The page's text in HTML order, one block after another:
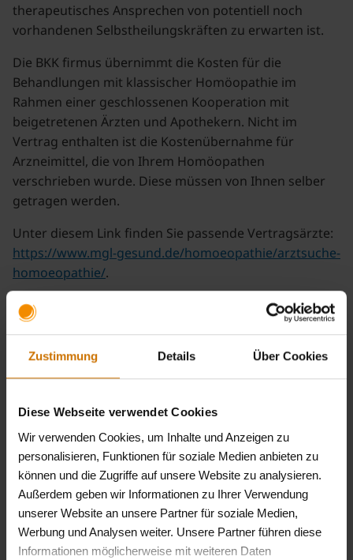
Zustimmung Details Über Cookies
Diese Webseite verwendet Cookies
Wir verwenden Cookies, um Inhalte und Anzeigen zu
personalisieren, Funktionen für soziale Medien anbieten zu
können und die Zugriffe auf unsere Website zu analysieren.
Außerdem geben wir Informationen zu Ihrer Verwendung
unserer Website an unsere Partner für soziale Medien,
Werbung und Analysen weiter. Unsere Partner führen diese
Informationen möglicherweise mit weiteren Daten
therapeutisches Ansprechen von potentiell noch
vorhandenen Selbstheilungskräften zu erwarten ist.
Die BKK firmus übernimmt die Kosten für die
Behandlungen mit klassischer Homöopathie im
Rahmen einer geschlossenen Kooperation mit
beigetretenen Ärzten und Apothekern. Nicht im
Vertrag enthalten ist die Kostenübernahme für
Arzneimittel, die von Ihrem Homöopathen
verschrieben wurde. Diese müssen von Ihnen selber
getragen werden.
Unter diesem Link finden Sie passende Vertragsärzte:
https://www.mgl-gesund.de/homoeopathie/arztsuche-
homoeopathie/.
Wenn Sie einen Vertragsarzt in Ihrer Nähe für
homöopathische Leistungen suchen, klicken Sie auf
Postleitzahl und Ihrer Krankenkasse: BKK firmus
werden Ihnen die teilnehmenden Ärzte für Ihre
Selektion angezeigt
Kooperation mit der INTER
Versicherungsgruppe
Für eine erweiterte Absicherung der Homöopathie